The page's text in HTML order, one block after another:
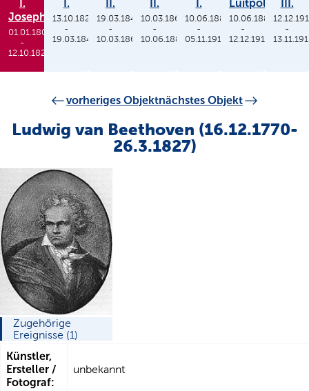
I.
Joseph
01.01.1806
-
12.10.1825
I.
13.10.1825
-
19.03.1848
II.
19.03.1848
-
10.03.1864
II.
10.03.1864
-
10.06.1886
I.
10.06.1886
-
05.11.1913
Luitpold
10.06.1886
-
12.12.1912
III.
-
vorheriges Objektnächstes Objekt
Ludwig van Beethoven (16.12.1770-
26.3.1827)
Zugehörige
Ereignisse (1)
Künstler,
Ersteller /
Fotograf:
unbekannt